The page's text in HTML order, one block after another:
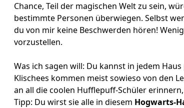
Chance, Teil der magischen Welt zu sein,
bestimmte Personen überwiegen. Selbst
du von mir keine Beschwerden hören!
vorzustellen.
Was ich sagen will: Du kannst in jedem
Klischees kommen meist sowieso von den
an all die coolen Hufflepuff-Schüler
Tipp: Du wirst sie alle in diesem Hogwarts-